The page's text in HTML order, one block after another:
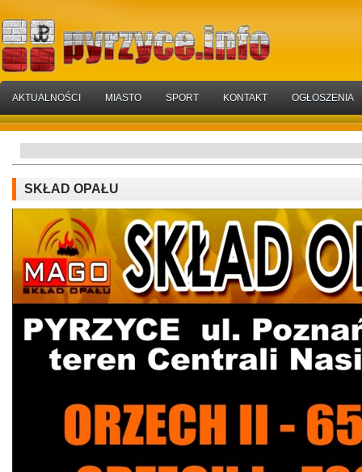
AKTUALNOŚCI MIASTO SPORT KONTAKT OGŁOSZENIA
SKŁAD OPAŁU